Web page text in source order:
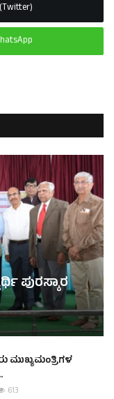
ಪುರಸ್ಕಾರ
613